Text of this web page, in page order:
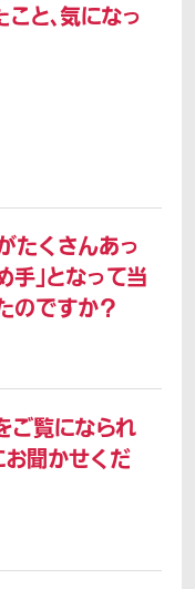
と、気になっ
たくさんあっ
手」となって当
のですか？
ご覧になられ
お聞かせくだ